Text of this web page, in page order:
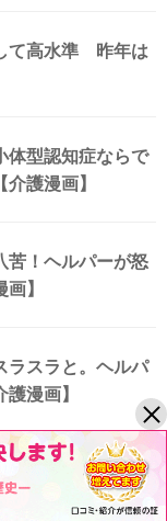
て高水準 昨年は
体型認知症ならで
護漫画】
苦！ヘルパーが怒
】
ラスラと。ヘルパ
漫画】
役割と受講する